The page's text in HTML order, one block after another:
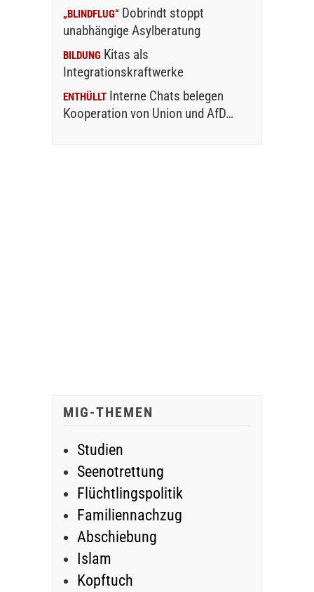
„BLINDFLUG“ Dobrindt stoppt
unabhängige Asylberatung
BILDUNG Kitas als
Integrationskraftwerke
ENTHÜLLT Interne Chats belegen
Kooperation von Union und AfD…
MIG-THEMEN
Studien
Seenotrettung
Flüchtlingspolitik
Familiennachzug
Abschiebung
Islam
Kopftuch